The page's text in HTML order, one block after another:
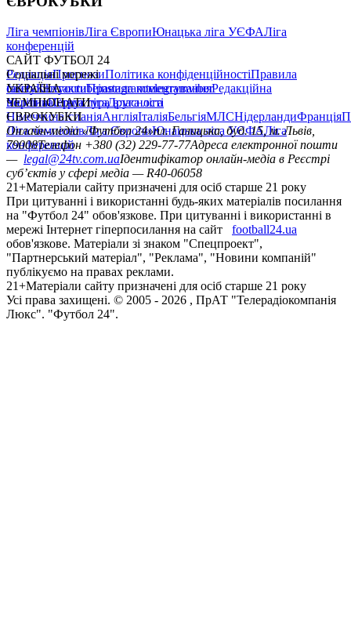
Ліга чемпіонівЛіга ЄвропиЮнацька ліга УЄФАЛіга
конференцій
САЙТ ФУТБОЛ 24
РедакціяПрогнозиПолітика конфіденційностіПравила
сайтуКонтактиПравила коментуванняРедакційна
політикаСтруктура власності
Соціальні мережі
facebookxyoutubeinstagramtelegramviber
УКРАЇНА
УкраїнаПерша лігаДруга ліга
ЧЕМПІОНАТИ
НімеччинаІспаніяАнгліяІталіяБельгіяМЛСНідерландиФранція
ЄВРОКУБКИ
Ліга чемпіонівЛіга ЄвропиЮнацька ліга УЄФАЛіга
конференцій
Онлайн-медіа «Футбол 24»пл. Галицька, буд. 15, м. Львів,
79008Телефон +380 (32) 229-77-77Адреса електронної пошти
— legal@24tv.com.uaІдентифікатор онлайн-медіа в Реєстрі
суб’єктів у сфері медіа — R40-06058
21+Матеріали сайту призначені для осіб старше 21 року
При цитуванні і використанні будь-яких матеріалів посилання
на "Футбол 24" обов'язкове. При цитуванні і використанні в
мережі Інтернет гіперпосилання на сайт
football24.ua
обов'язкове. Матеріали зі знаком "Спецпроект",
"Партнерський матеріал", "Реклама", "Новини компаній"
публікуємо на правах реклами.
21+Матеріали сайту призначені для осіб старше 21 року
Усi права захищенi. © 2005 - 2026 , ПрАТ "Телерадіокомпанія
Люкс". "Футбол 24".